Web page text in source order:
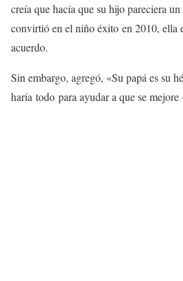
creía que hacía que su hijo pareciera
convirtió en el niño éxito en 2010, ella
acuerdo.
Sin embargo, agregó, «Su papá es su
haría todo para ayudar a que se mejore